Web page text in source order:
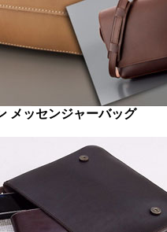
メッセンジャーバッグ